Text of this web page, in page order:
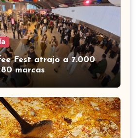
Fest atrajo a 7.000
marcas